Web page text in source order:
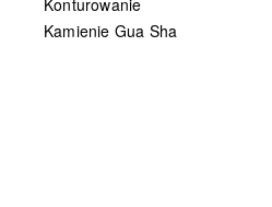
Kamienie Gua Sha